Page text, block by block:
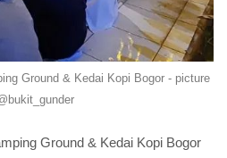
Ground & Kedai Kopi Bogor - picture
Ground & Kedai Kopi Bogor